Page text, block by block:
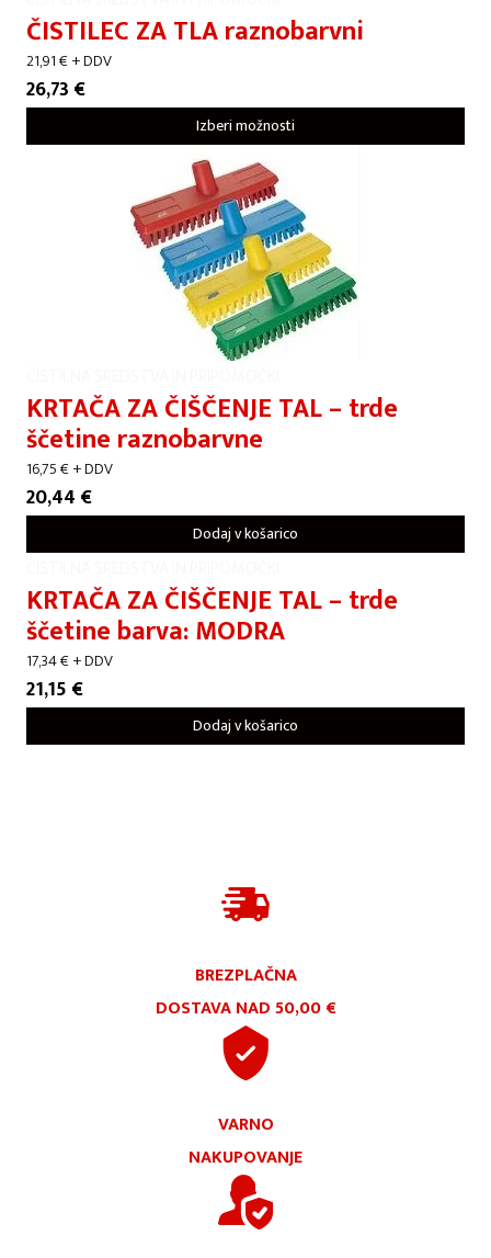
ČISTILEC ZA TLA raznobarvni
21,91€+ DDV
26,73 €
Izberi možnosti
KRTAČA ZA ČIŠČENJE TAL – trde
ščetine raznobarvne
16,75€+ DDV
20,44 €
Dodaj v košarico
KRTAČA ZA ČIŠČENJE TAL – trde
ščetine barva: MODRA
17,34€+ DDV
21,15 €
Dodaj v košarico
BREZPLAČNA
DOSTAVA NAD 50,00 €
VARNO
NAKUPOVANJE